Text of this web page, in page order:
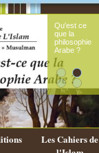
Qu'est ce
que la
philosophie
Arabe ?
Les Cahiers de